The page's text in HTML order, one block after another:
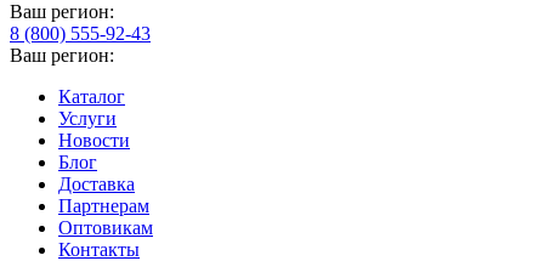
Ваш регион:
8 (800) 555-92-43
Ваш регион:
Каталог
Услуги
Новости
Блог
Доставка
Партнерам
Оптовикам
Контакты